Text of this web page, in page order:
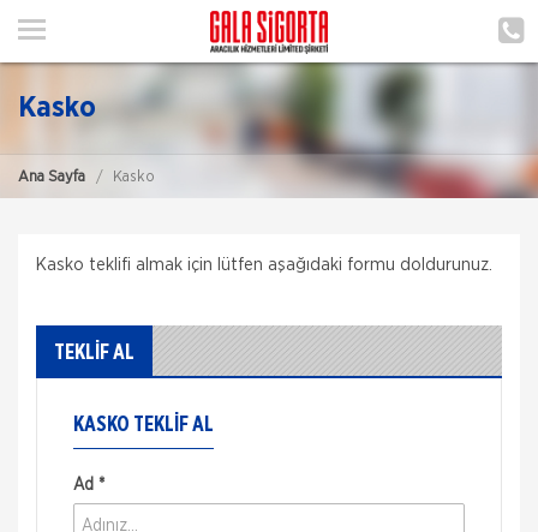
ANA SAYFA
POLIÇE HATIRLAT
MÜŞTERI GIRIŞI
TEKLİF AL
Kasko
Ana Sayfa Kasko
Kasko teklifi almak için lütfen aşağıdaki formu doldurunuz.
TEKLİF AL
KASKO TEKLIF AL
Ad *